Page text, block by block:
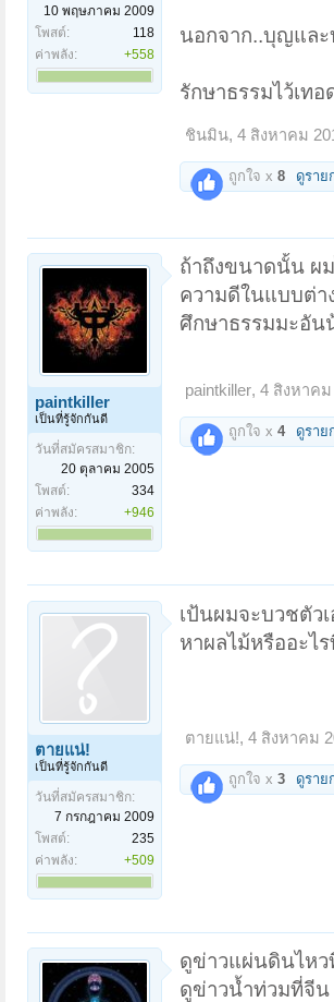
10 พฤษภาคม 2009
โพสต์:
118
ค่าพลัง:
+558
นอกจาก..บุญและ
รักษาธรรมไว้เท
ชินมิน, 4 สิงหาคม
ถูกใจ x 8 ดูราย
paintkiller
เป็นที่รู้จักกันดี
วันที่สมัครสมาชิก:
20 ตุลาคม 2005
โพสต์:
334
ค่าพลัง:
+946
ถ้าถึงขนาดนั้น ผ
ความดีในแบบต่า
ศึกษาธรรมมะอัน
paintkiller, 4 สิงหาคม
ถูกใจ x 4 ดูราย
ตายแน่!
เป็นที่รู้จักกันดี
วันที่สมัครสมาชิก:
7 กรกฎาคม 2009
โพสต์:
235
ค่าพลัง:
+509
เป้นผมจะบวชตัว
หาผลไม้หรืออะไ
ตายแน่!, 4 สิงหาคม
ถูกใจ x 3 ดูราย
ดูข่าวแผ่นดินไหว
ดูข่าวน้ำท่วมที่จี